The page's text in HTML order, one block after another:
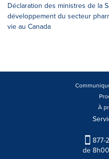
Déclaration des ministres de la
développement du secteur
vie au Canada
À
877-
de